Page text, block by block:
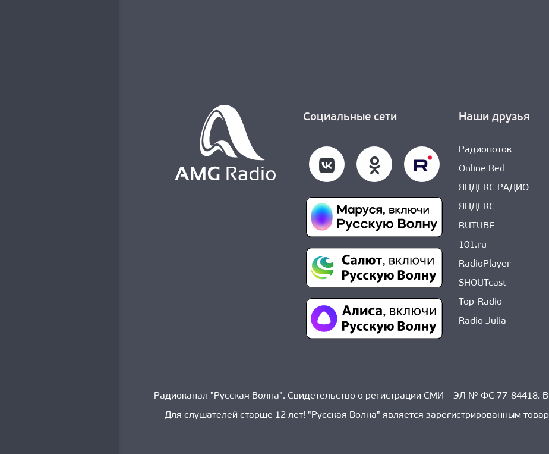
Социальные сети Наши друзья
Радиопоток
Online Red
ЯНДЕКС РАДИО
ЯНДЕКС
RUTUBE
101.ru
RadioPlayer
SHOUTcast
Top-Radio
Radio Julia
Радиоканал "Русская Волна". Свидетельство о регистрации СМИ – ЭЛ № ФС 77-84418.
Для слушателей старше 12 лет! "Русская Волна" является зарегистрированным